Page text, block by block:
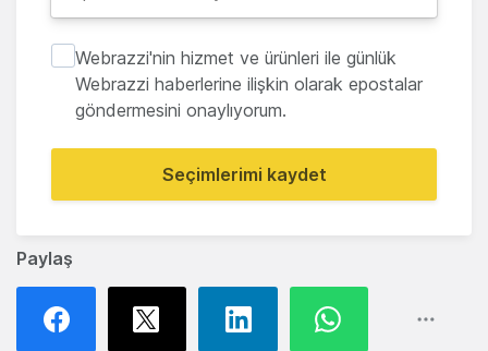
Paylaş
Webrazzi'nin hizmet ve ürünleri ile günlük
Webrazzi haberlerine ilişkin olarak epostalar
göndermesini onaylıyorum.
Seçimlerimi kaydet